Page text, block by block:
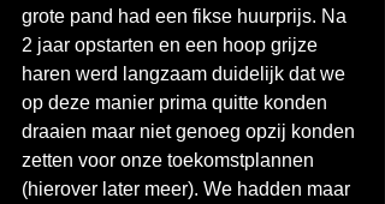
grote pand had een fikse huurprijs. Na
2 jaar opstarten en een hoop grijze
haren werd langzaam duidelijk dat we
op deze manier prima quitte konden
draaien maar niet genoeg opzij konden
zetten voor onze toekomstplannen
(hierover later meer). We hadden maar